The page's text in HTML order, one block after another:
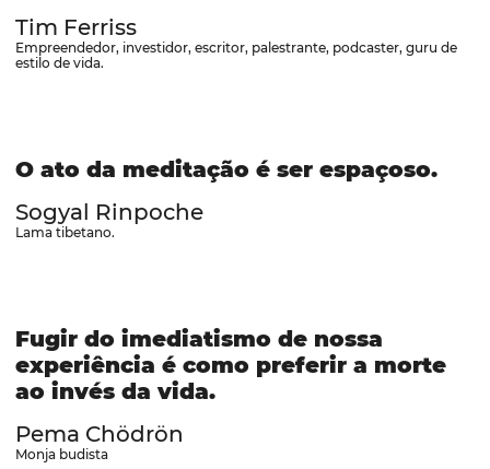
Tim Ferriss
Empreendedor, investidor, escritor, palestrante, podcaster, guru de
estilo de vida.
O ato da meditação é ser espaçoso.
Sogyal Rinpoche
Lama tibetano.
Fugir do imediatismo de nossa
experiência é como preferir a morte
ao invés da vida.
Pema Chödrön
Monja budista